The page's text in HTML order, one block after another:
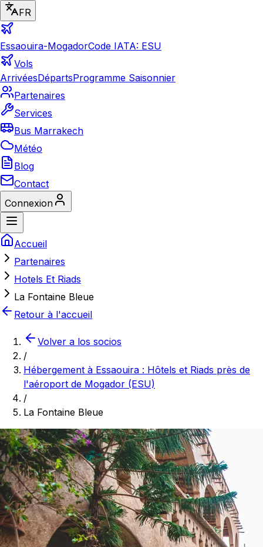
FR
Essaouira-MogadorCode IATA: ESU
Vols
ArrivéesDépartsProgramme Saisonnier
Partenaires
Services
Bus Marrakech
Météo
Blog
Contact
Connexion
Accueil
Partenaires
Hotels Et Riads
La Fontaine Bleue
Retour à l'accueil
Volver a los socios
/
Hébergement à Essaouira : Hôtels et Riads près de
l'aéroport de Mogador (ESU)
/
La Fontaine Bleue